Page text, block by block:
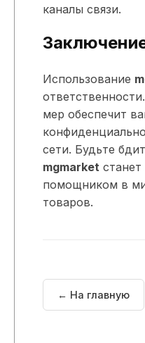
каналы связи.
Использование
мер обеспечит
сети. Будьте
mgmarket
помощником в
товаров.
← На главную